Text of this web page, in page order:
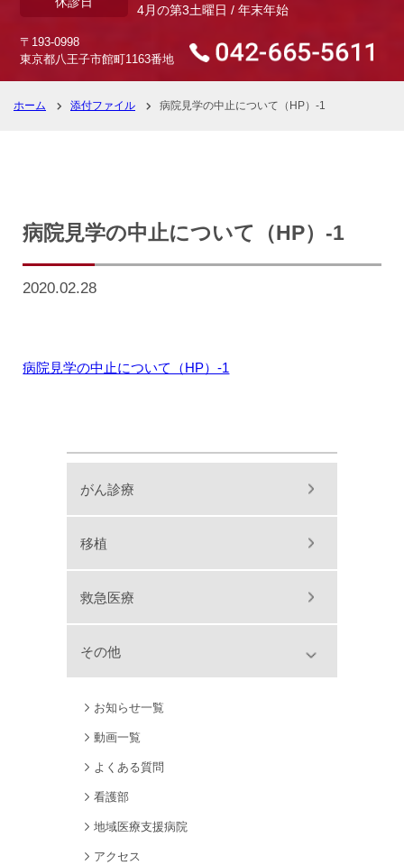
4月の第3土曜日 / 年末年始
〒193-0998
東京都八王子市館町1163番地
ホーム 添付ファイル 病院見学の中止について（HP）-1
病院見学の中止について（HP）-1
2020.02.28
病院見学の中止について（HP）-1
がん診療
移植
救急医療
その他
お知らせ一覧
動画一覧
よくある質問
看護部
地域医療支援病院
アクセス